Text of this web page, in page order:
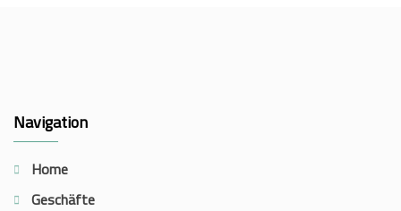
Navigation
Home
Geschäfte